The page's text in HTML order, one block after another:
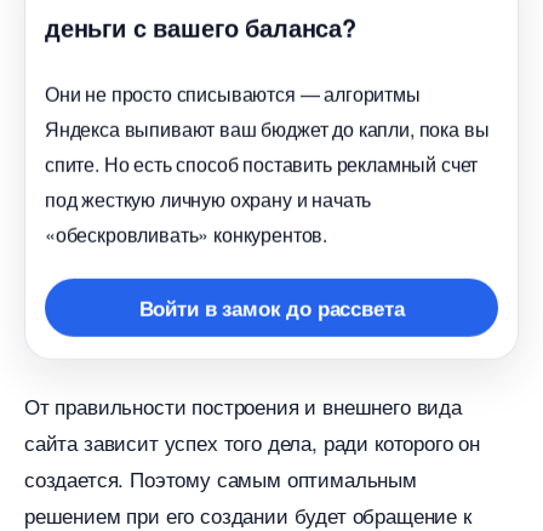
деньги с вашего баланса?
Они не просто списываются — алгоритмы
Яндекса выпивают ваш бюджет до капли, пока вы
спите. Но есть способ поставить рекламный счет
под жесткую личную охрану и начать
«обескровливать» конкурентов.
ойти в замок до рассвета
От правильности построения и внешнего вида
сайта зависит успех того дела, ради которого он
создается. Поэтому самым оптимальным
решением при его создании будет обращение к